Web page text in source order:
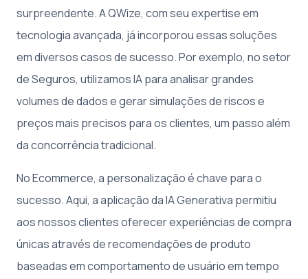
surpreendente. A QWize, com seu expertise em
tecnologia avançada, já incorporou essas soluções
em diversos casos de sucesso. Por exemplo, no setor
de Seguros, utilizamos IA para analisar grandes
volumes de dados e gerar simulações de riscos e
preços mais precisos para os clientes, um passo além
da concorrência tradicional.
No Ecommerce, a personalização é chave para o
sucesso. Aqui, a aplicação da IA Generativa permitiu
aos nossos clientes oferecer experiências de compra
únicas através de recomendações de produto
baseadas em comportamento de usuário em tempo